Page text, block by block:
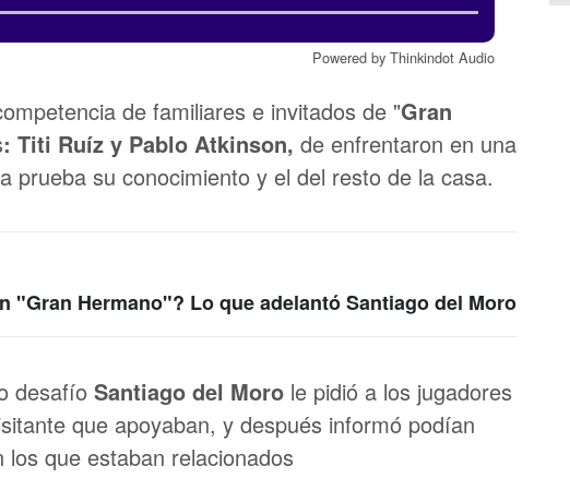
Powered by Thinkindot Audio
de familiares e invitados de "Gran
: Titi Ruíz y Pablo Atkinson, de enfrentaron en una
prueba su conocimiento y el del resto de la casa.
"Gran Hermano"? Lo que adelantó Santiago del Moro
desafío Santiago del Moro le pidió a los jugadores
que apoyaban, y después informó podían
que estaban relacionados